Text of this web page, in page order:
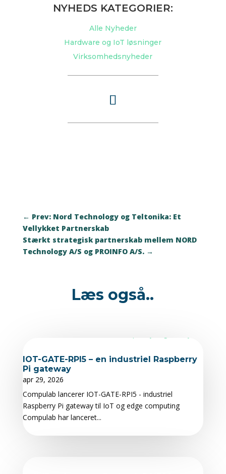
NYHEDS KATEGORIER:
Alle Nyheder
Hardware og IoT løsninger
Virksomhedsnyheder
← Prev: Nord Technology og Teltonika: Et
Vellykket Partnerskab
Stærkt strategisk partnerskab mellem NORD
Technology A/S og PROINFO A/S.→
Læs også..
IOT-GATE-RPI5 – en industriel Raspberry
Pi gateway
apr 29, 2026
Compulab lancerer IOT-GATE-RPI5 - industriel
Raspberry Pi gateway til IoT og edge computing
Compulab har lanceret...